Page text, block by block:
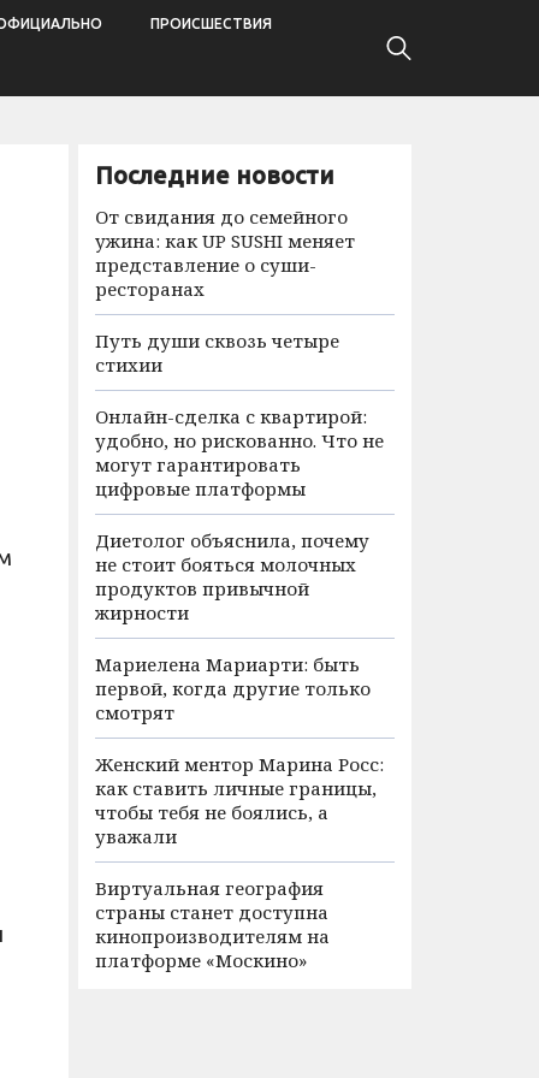
ПРОИСШЕСТВИЯ
Последние новости
От свидания до семейного
ужина: как UP SUSHI меняет
представление о суши-
ресторанах
Путь души сквозь четыре
стихии
Онлайн-сделка с квартирой:
удобно, но рискованно. Что не
могут гарантировать
цифровые платформы
Диетолог объяснила, почему
не стоит бояться молочных
продуктов привычной
жирности
Мариелена Мариарти: быть
первой, когда другие только
смотрят
Женский ментор Марина Росс:
как ставить личные границы,
чтобы тебя не боялись, а
уважали
Виртуальная география
страны станет доступна
кинопроизводителям на
платформе «Москино»